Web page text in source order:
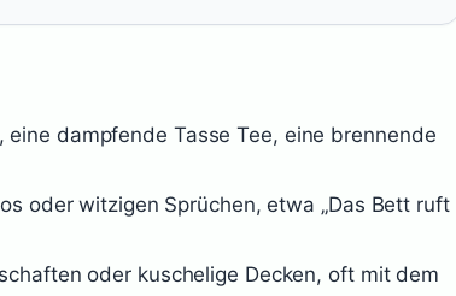
eine dampfende Tasse Tee, eine brennende
oder witzigen Sprüchen, etwa „Das Bett ruft
oder kuschelige Decken, oft mit dem